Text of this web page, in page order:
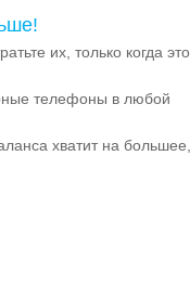
их, только когда это
телефоны в любой
хватит на большее,